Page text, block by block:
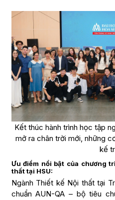
Kết thúc hành trình học tập
mở ra chân trời mới, những
kế
Ưu điểm nổi bật của chương
thất tại HSU:
Ngành Thiết kế Nội thất tại
chuẩn AUN-QA – bộ tiêu